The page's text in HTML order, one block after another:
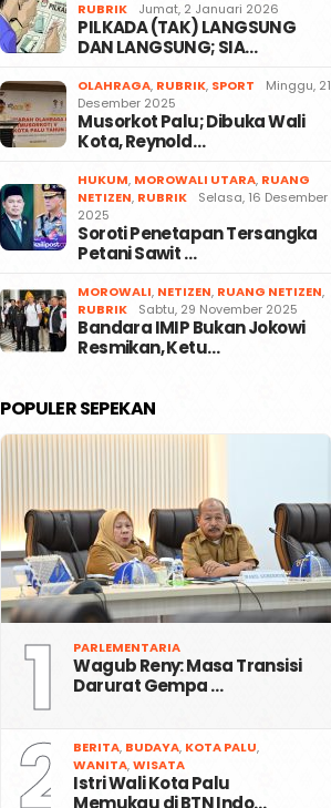
RUBRIK
Jumat, 2 Januari 2026
PILKADA (TAK) LANGSUNG
DAN LANGSUNG; SIA…
OLAHRAGA, RUBRIK, SPORT
Minggu, 21
Desember 2025
Musorkot Palu; Dibuka Wali
Kota, Reynold…
HUKUM, MOROWALI UTARA, RUANG
NETIZEN, RUBRIK
Selasa, 16 Desember
2025
Soroti Penetapan Tersangka
Petani Sawit …
MOROWALI, NETIZEN, RUANG NETIZEN,
RUBRIK
Sabtu, 29 November 2025
Bandara IMIP Bukan Jokowi
Resmikan, Ketu…
POPULER SEPEKAN
1 PARLEMENTARIA
Wagub Reny: Masa Transisi
Darurat Gempa …
2 BERITA, BUDAYA, KOTA PALU,
WANITA,WISATA
Istri Wali Kota Palu
Memukau di BTN Indo…